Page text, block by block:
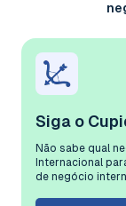
Siga o
Não sabe qual
Internacional
de negócio